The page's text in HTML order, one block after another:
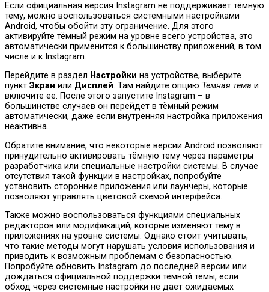
Если официальная версия Instagram не поддерживает тёмную
тему, можно воспользоваться системными настройками
Android, чтобы обойти эту ограничение. Для этого
активируйте тёмный режим на уровне всего устройства, это
автоматически применится к большинству приложений, в том
числе и к Instagram.
Перейдите в раздел Настройки на устройстве, выберите
пункт Экран или Дисплей. Там найдите опцию Тёмная тема и
включите ее. После этого запустите Instagram – в
большинстве случаев он перейдет в тёмный режим
автоматически, даже если внутренняя настройка приложения
неактивна.
Обратите внимание, что некоторые версии Android позволяют
принудительно активировать тёмную тему через параметры
разработчика или специальные настройки системы. В случае
отсутствия такой функции в настройках, попробуйте
установить сторонние приложения или лаунчеры, которые
позволяют управлять цветовой схемой интерфейса.
Также можно воспользоваться функциями специальных
редакторов или модификаций, которые изменяют тему в
приложениях на уровне системы. Однако стоит учитывать,
что такие методы могут нарушать условия использования и
приводить к возможным проблемам с безопасностью.
Попробуйте обновить Instagram до последней версии или
дождаться официальной поддержки тёмной темы, если
обход через системные настройки не дает ожидаемых